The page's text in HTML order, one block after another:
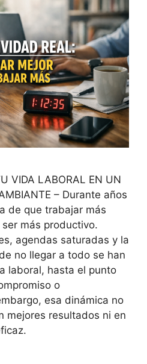
VIDA LABORAL EN UN
– Durante años
de que trabajar más
más productivo.
agendas saturadas y la
no llegar a todo se han
laboral, hasta el punto
o
esa dinámica no
mejores resultados ni en